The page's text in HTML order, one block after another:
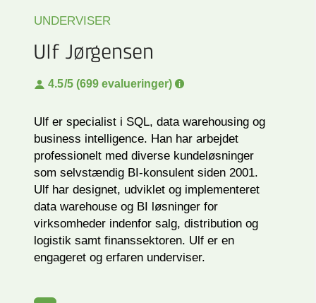
UNDERVISER
Ulf Jørgensen
4.5/5 (699 evalueringer)
Ulf er specialist i SQL, data warehousing og
business intelligence. Han har arbejdet
professionelt med diverse kundeløsninger
som selvstændig BI-konsulent siden 2001.
Ulf har designet, udviklet og implementeret
data warehouse og BI løsninger for
virksomheder indenfor salg, distribution og
logistik samt finanssektoren. Ulf er en
engageret og erfaren underviser.